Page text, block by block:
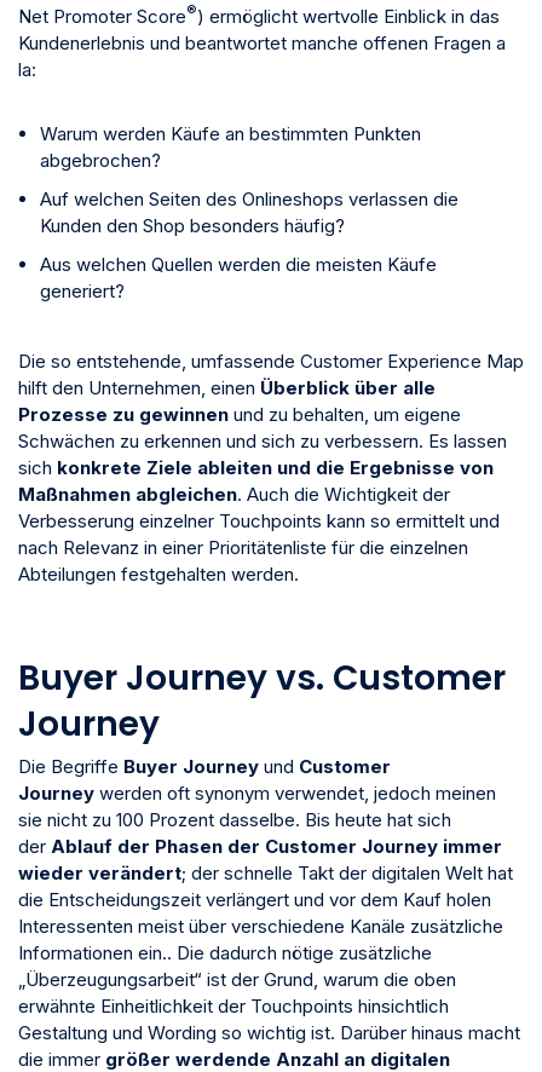
Net Promoter Score®) ermöglicht wertvolle Einblick in das
Kundenerlebnis und beantwortet manche offenen Fragen a
la:
Warum werden Käufe an bestimmten Punkten
abgebrochen?
Auf welchen Seiten des Onlineshops verlassen die
Kunden den Shop besonders häufig?
Aus welchen Quellen werden die meisten Käufe
generiert?
Die so entstehende, umfassende Customer Experience Map
hilft den Unternehmen, einen Überblick über alle
Prozesse zu gewinnen und zu behalten, um eigene
Schwächen zu erkennen und sich zu verbessern. Es lassen
sich konkrete Ziele ableiten und die Ergebnisse von
Maßnahmen abgleichen. Auch die Wichtigkeit der
Verbesserung einzelner Touchpoints kann so ermittelt und
nach Relevanz in einer Prioritätenliste für die einzelnen
Abteilungen festgehalten werden.
Buyer Journey vs. Customer
Journey
Die Begriffe Buyer Journey und Customer
Journey werden oft synonym verwendet, jedoch meinen
sie nicht zu 100 Prozent dasselbe. Bis heute hat sich
der Ablauf der Phasen der Customer Journey immer
wieder verändert; der schnelle Takt der digitalen Welt hat
die Entscheidungszeit verlängert und vor dem Kauf holen
Interessenten meist über verschiedene Kanäle zusätzliche
Informationen ein.. Die dadurch nötige zusätzliche
„Überzeugungsarbeit“ ist der Grund, warum die oben
erwähnte Einheitlichkeit der Touchpoints hinsichtlich
Gestaltung und Wording so wichtig ist. Darüber hinaus macht
die immer größer werdende Anzahl an digitalen